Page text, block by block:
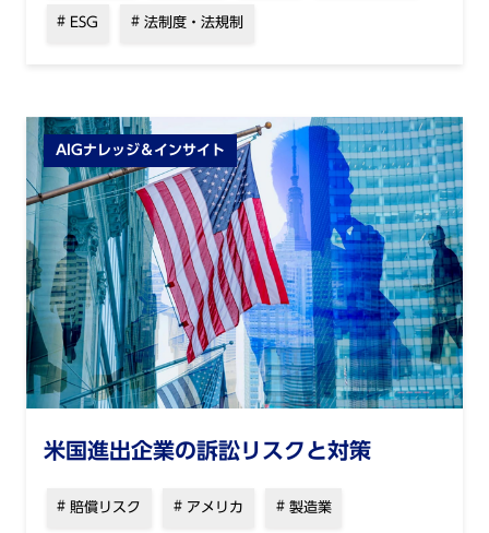
ESG 法制度・法規制
AIGナレッジ＆インサイト
米国進出企業の訴訟リスクと対策
賠償リスク アメリカ 製造業